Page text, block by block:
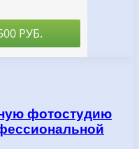
фотостудию